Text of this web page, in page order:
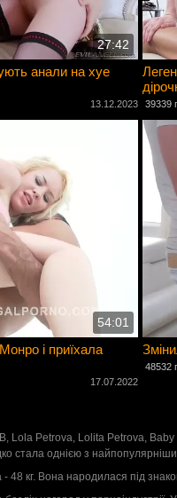
27:42
анали на хуе
13.12.2023 39339
54:01
і приїхала
17.07.2022
48532
Lola Petrova, Lolita Petrova,
стала однією з
кг. Вона народилася під